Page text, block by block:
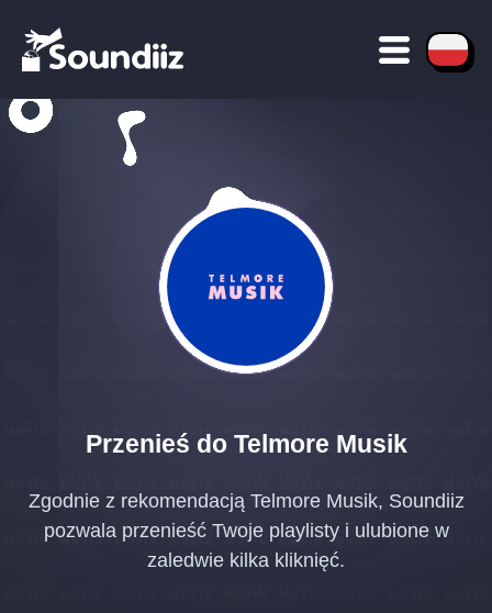
Przenieś do Telmore Musik
Zgodnie z rekomendacją Telmore Musik, Soundiiz
pozwala przenieść Twoje playlisty i ulubione w
zaledwie kilka kliknięć.